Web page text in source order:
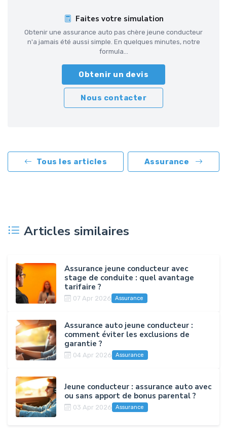
Faites votre simulation
Obtenir une assurance auto pas chère jeune conducteur
n'a jamais été aussi simple. En quelques minutes, notre
formula...
Obtenir un devis
Nous contacter
Tous les articles Assurance
Articles similaires
Assurance jeune conducteur avec
stage de conduite : quel avantage
tarifaire ?
07 Apr 2026 Assurance
Assurance auto jeune conducteur :
comment éviter les exclusions de
garantie ?
04 Apr 2026 Assurance
Jeune conducteur : assurance auto avec
ou sans apport de bonus parental ?
03 Apr 2026 Assurance